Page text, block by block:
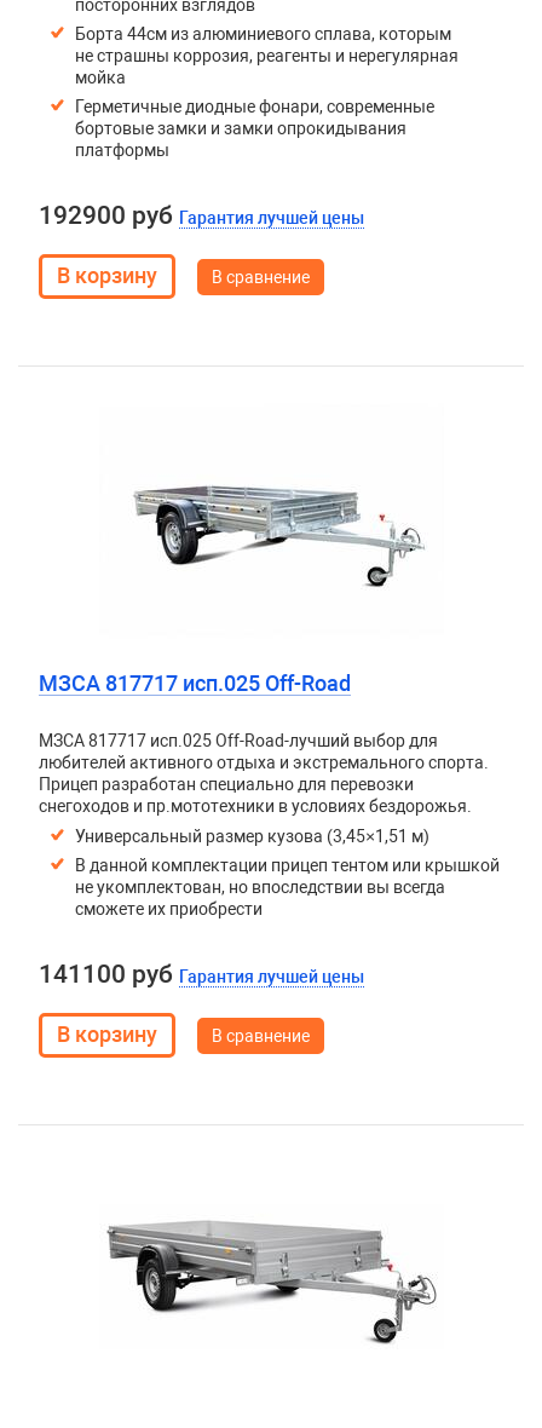
посторонних взглядов
Борта 44см из алюминиевого сплава, которым
не страшны коррозия, реагенты и нерегулярная
мойка
Герметичные диодные фонари, современные
бортовые замки и замки опрокидывания
платформы
192900 руб Гарантия лучшей цены
В сравнение
МЗСА 817717 исп.025 Off-Road
МЗСА 817717 исп.025 Off-Road-лучший выбор для
любителей активного отдыха и экстремального спорта.
Прицеп разработан специально для перевозки
снегоходов и пр.мототехники в условиях бездорожья.
Универсальный размер кузова (3,45×1,51 м)
В данной комплектации прицеп тентом или крышкой
не укомплектован, но впоследствии вы всегда
сможете их приобрести
141100 руб Гарантия лучшей цены
В сравнение